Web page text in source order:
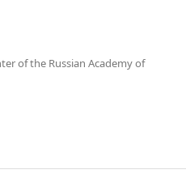
of the Russian Academy of